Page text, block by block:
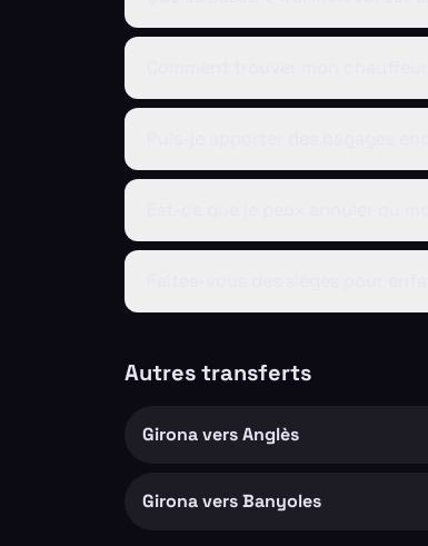
Autres transferts
Girona vers Anglès
Girona vers Banyoles